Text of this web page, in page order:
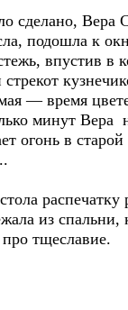
сделано, Вера
подошла к
впустив в
— время
минут Вера
огонь в старой
распечатку
из спальни,
тщеславие.